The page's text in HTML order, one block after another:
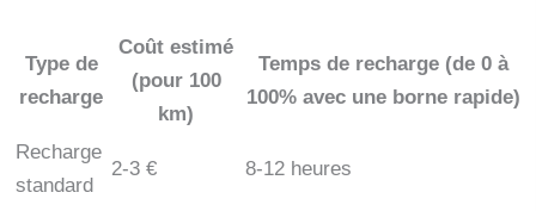
Type de
recharge
Coût estimé
(pour 100
km)
Temps de recharge (de 0 à
100% avec une borne rapide)
Recharge
standard
2-3 € 8-12 heures